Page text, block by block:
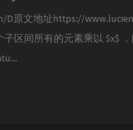
原文地址https://
区间所有的元素乘以 $x$